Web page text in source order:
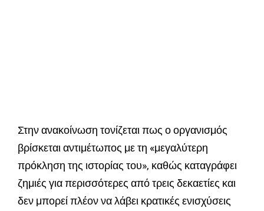
Στην ανακοίνωση τονίζεται πως ο οργανισμός
βρίσκεται αντιμέτωπος με τη «μεγαλύτερη
πρόκληση της ιστορίας του», καθώς καταγράφει
ζημιές για περισσότερες από τρεις δεκαετίες και
δεν μπορεί πλέον να λάβει κρατικές ενισχύσεις